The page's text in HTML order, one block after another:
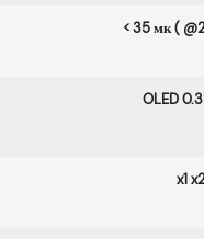
< 35 мк (
OLED
x1